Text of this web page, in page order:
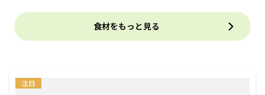
食材をもっと見る
注目